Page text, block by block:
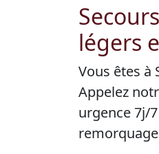
légers
Vous êtes à
Appelez
urgence 7j/